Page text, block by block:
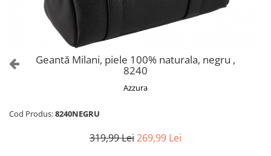
Genti Aurii
Genți Albe
Genți Bleumarin
Geantă Milani, piele 100% naturala, negru ,
8240
Azzura
Cod Produs:8240NEGRU
319,99 Lei269,99 Lei